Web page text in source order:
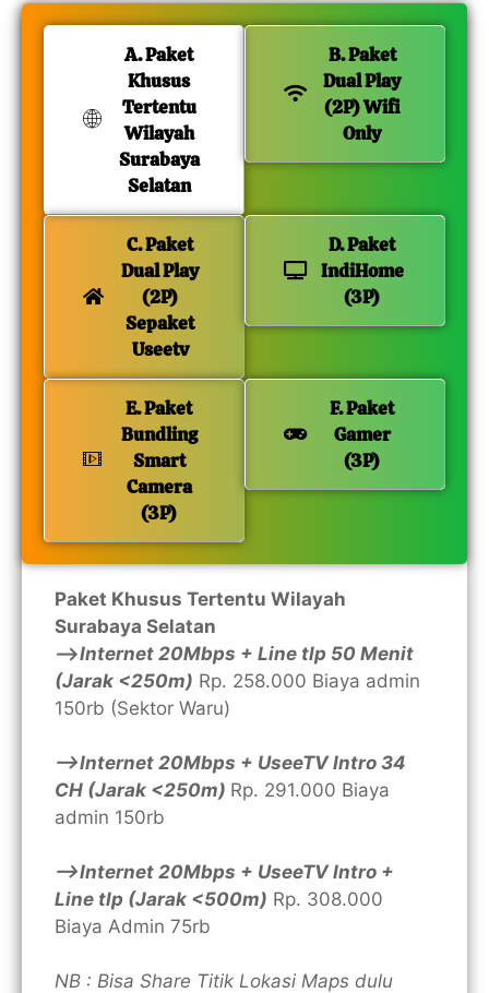
A. Paket
Khusus
Tertentu
Wilayah
Surabaya
Selatan
B. Paket
Dual Play
(2P) Wifi
Only
C. Paket
Dual Play
(2P)
Sepaket
Useetv
D. Paket
IndiHome
(3P)
E. Paket
Bundling
Smart
Camera
(3P)
F. Paket
Gamer
(3P)
Paket Khusus Tertentu Wilayah
Surabaya Selatan
—>Internet 20Mbps + Line tlp 50 Menit
(Jarak <250m) Rp. 258.000 Biaya admin
150rb (Sektor Waru)
—>Internet 20Mbps + UseeTV Intro 34
CH (Jarak <250m) Rp. 291.000 Biaya
admin 150rb
—>Internet 20Mbps + UseeTV Intro +
Line tlp (Jarak <500m) Rp. 308.000
Biaya Admin 75rb
NB : Bisa Share Titik Lokasi Maps dulu